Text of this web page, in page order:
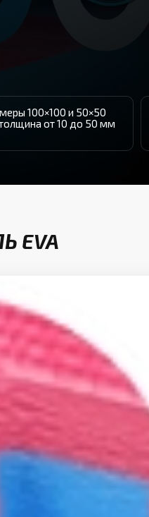
100×100 и 50×50
от 10 до 50 мм
EVA